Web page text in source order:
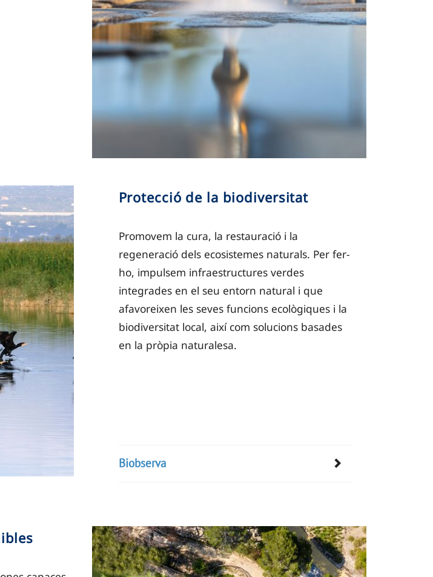
Protecció de la biodiversitat
Promovem la cura, la restauració i la
regeneració dels ecosistemes naturals. Per fer-
ho, impulsem infraestructures verdes
integrades en el seu entorn natural i que
afavoreixen les seves funcions ecològiques i la
biodiversitat local, així com solucions basades
en la pròpia naturalesa.
Biobserva